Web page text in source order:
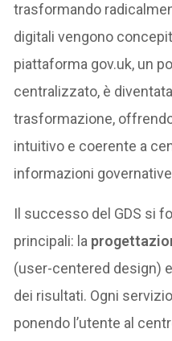
trasformando
digitali vengono
piattaforma gov.uk, un
centralizzato, è
trasformazione,
intuitivo e coerente a
informazioni
Il successo del GDS si
principali: la
(user-centered design)
dei risultati. Ogni
ponendo l’utente al